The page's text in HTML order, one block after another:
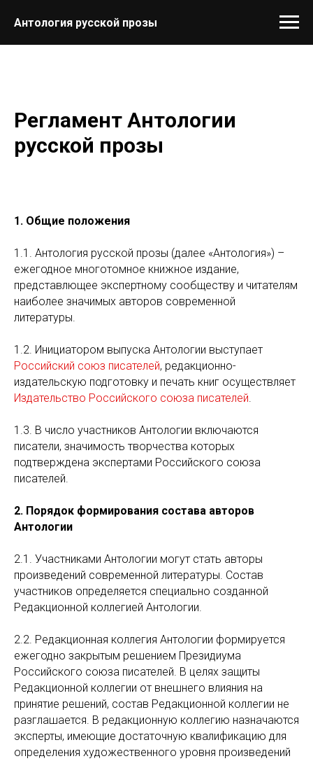
Антология русской прозы
Регламент Антологии
русской прозы
1. Общие положения
1.1. Антология русской прозы (далее «Антология») –
ежегодное многотомное книжное издание,
представлющее экспертному сообществу и читателям
наиболее значимых авторов современной
литературы.
1.2. Инициатором выпуска Антологии выступает
Российский союз писателей, редакционно-
издательскую подготовку и печать книг осуществляет
Издательство Российского союза писателей.
1.3. В число участников Антологии включаются
писатели, значимость творчества которых
подтверждена экспертами Российского союза
писателей.
2. Порядок формирования состава авторов
Антологии
2.1. Участниками Антологии могут стать авторы
произведений современной литературы. Состав
участников определяется специально созданной
Редакционной коллегией Антологии.
2.2. Редакционная коллегия Антологии формируется
ежегодно закрытым решением Президиума
Российского союза писателей. В целях защиты
Редакционной коллегии от внешнего влияния на
принятие решений, состав Редакционной коллегии не
разглашается. В редакционную коллегию назначаются
эксперты, имеющие достаточную квалификацию для
определения художественного уровня произведений